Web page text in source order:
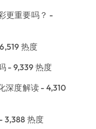
更重要吗？ -
热度
- 9,339 热度
深度解读- 4,310
- 3,388 热度